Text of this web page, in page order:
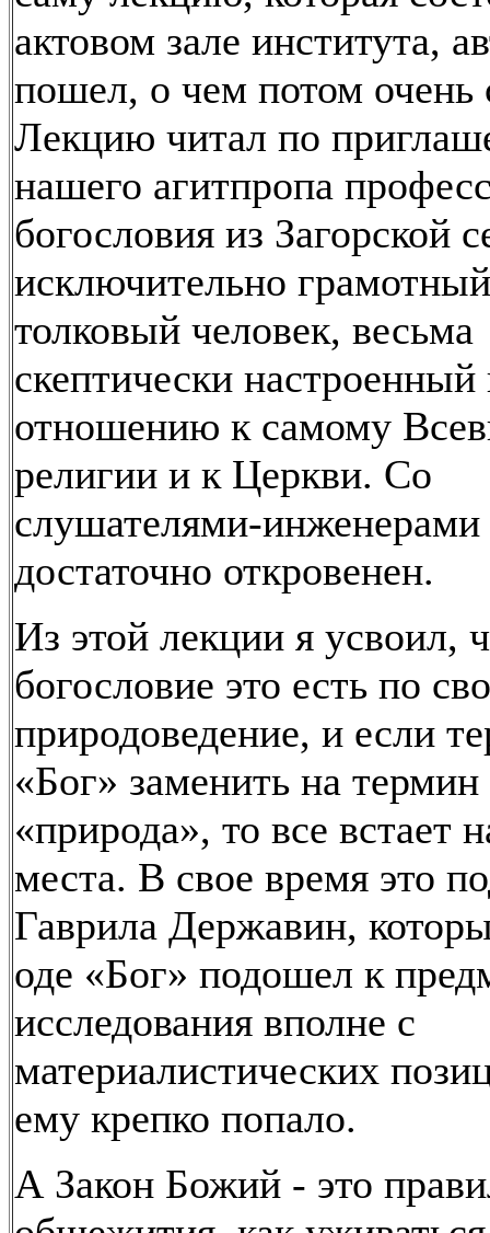
актовом зале института,
пошел, о чем потом очень
Лекцию читал по
нашего агитпропа
богословия из Загорской
исключительно
толковый человек, весьма
скептически настроенный
отношению к самому
религии и к Церкви. Со
слушателями-
достаточно откровенен.
Из этой лекции я усвоил,
богословие это есть по
природоведение, и если
«Бог» заменить на термин
«природа», то все встает
места. В свое время это
Гаврила Державин,
оде «Бог» подошел к
исследования вполне с
материалистических
ему крепко попало.
А Закон Божий - это